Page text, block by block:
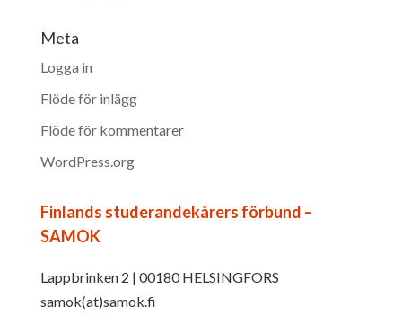
Meta
Logga in
Flöde för inlägg
Flöde för kommentarer
WordPress.org
Finlands studerandekårers förbund –
SAMOK
Lappbrinken 2 | 00180 HELSINGFORS
samok(at)samok.fi